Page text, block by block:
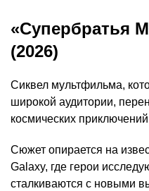
«Супербратья
(2026)
Сиквел мультфильма,
широкой аудитории,
космических
Сюжет опирается на
Galaxy, где герои
сталкиваются с новыми